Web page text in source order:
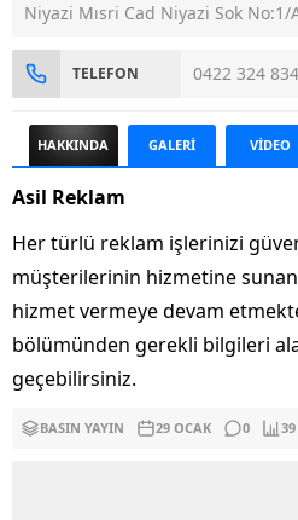
Niyazi Mısri Cad Niyazi Sok No:1/
TELEFON 0422 324
HAKKINDA GALERİ VİDEO
Asil Reklam
Her türlü reklam işlerinizi
müşterilerinin hizmetine sunan
hizmet vermeye devam
bölümünden gerekli bilgileri
geçebilirsiniz.
BASIN YAYIN 29 OCAK 0 39